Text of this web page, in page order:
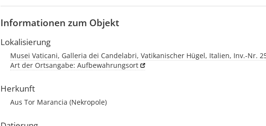
Informationen zum Objekt
Lokalisierung
Musei Vaticani, Galleria dei Candelabri, Vatikanischer Hügel, Italien, Inv.-Nr.
Art der Ortsangabe: Aufbewahrungsort
Herkunft
Aus Tor Marancia (Nekropole)